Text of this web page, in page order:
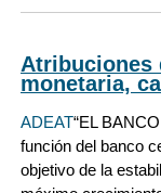
Atribuciones
monetaria,
ADEAT“EL
función del banco
objetivo de la